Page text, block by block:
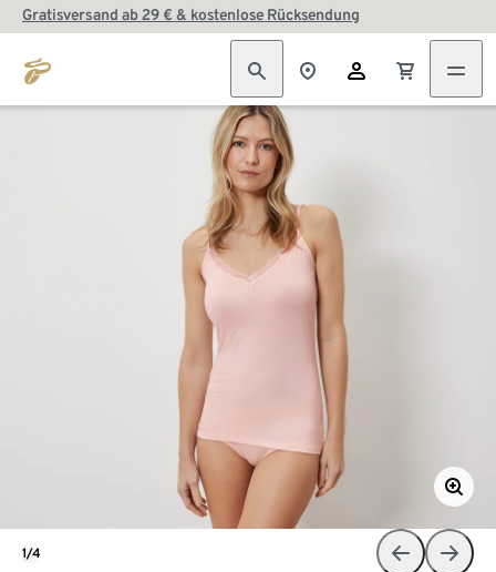
Gratisversand ab 29 € & kostenlose Rücksendung
1/4